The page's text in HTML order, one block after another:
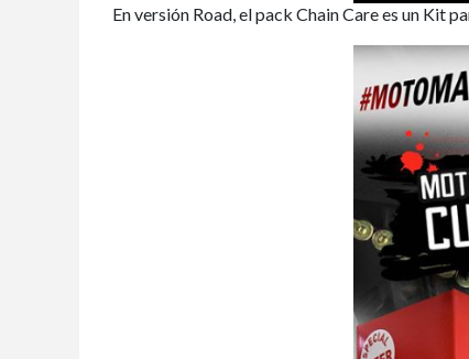
En versión Road, el pack Chain Care es un Kit